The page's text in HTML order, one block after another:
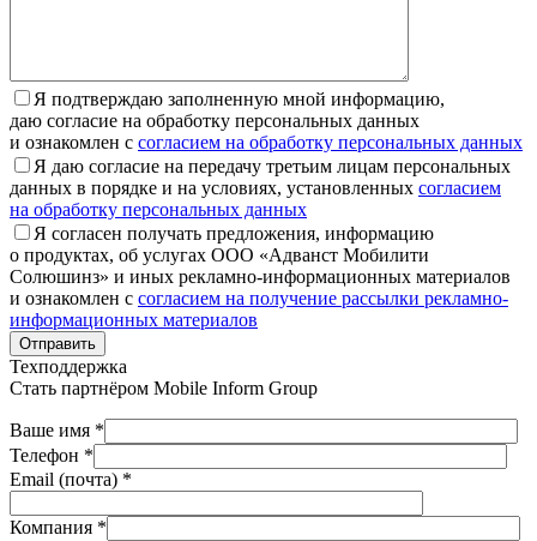
Я подтверждаю заполненную мной информацию,
даю согласие на обработку персональных данных
и ознакомлен с согласием на обработку персональных данных
Я даю согласие на передачу третьим лицам персональных
данных в порядке и на условиях, установленных согласием
на обработку персональных данных
Я согласен получать предложения, информацию
о продуктах, об услугах ООО «Адванст Мобилити
Солюшинз» и иных рекламно-информационных материалов
и ознакомлен с согласием на получение рассылки рекламно-
информационных материалов
Отправить
Техподдержка
Стать партнёром Mobile Inform Group
Ваше имя *
Телефон *
Email (почта) *
Компания *